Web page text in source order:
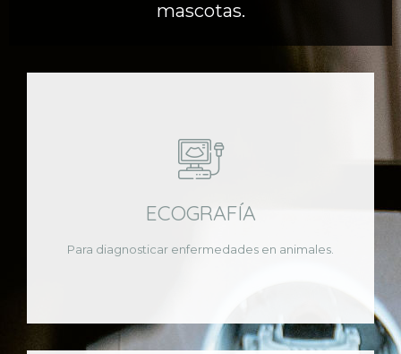
mascotas.
ECOGRAFÍA
Para diagnosticar enfermedades en animales.